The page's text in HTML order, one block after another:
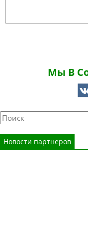
Мы В
Новости партнеров